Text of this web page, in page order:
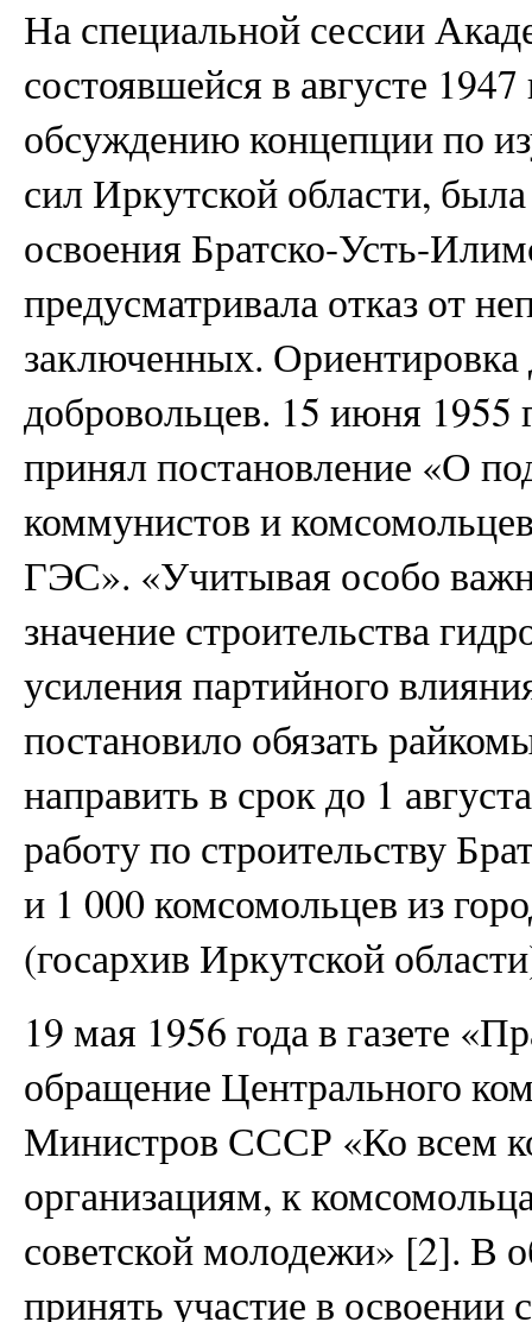
На специальной сессии
состоявшейся в августе
обсуждению концепции по
сил Иркутской области,
освоения Братско-Усть-
предусматривала отказ от
заключенных. Ориентировка
добровольцев. 15 июня
принял постановление «О
коммунистов и
ГЭС». «Учитывая особо
значение строительства
усиления партийного
постановило обязать
направить в срок до 1
работу по строительству
и 1 000 комсомольцев из
(госархив Иркутской
19 мая 1956 года в газете
обращение Центрального
Министров СССР «Ко всем
организациям, к
советской молодежи» [2]. В
принять участие в